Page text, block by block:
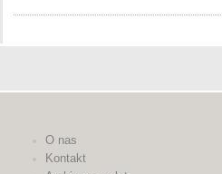
O nas
Kontakt